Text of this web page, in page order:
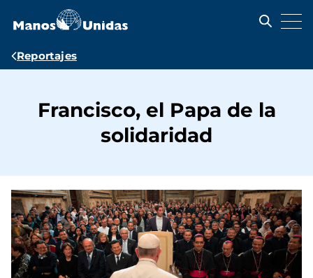
contenido
Ruta
navegación
Reportajes
Francisco, el Papa de la
solidaridad